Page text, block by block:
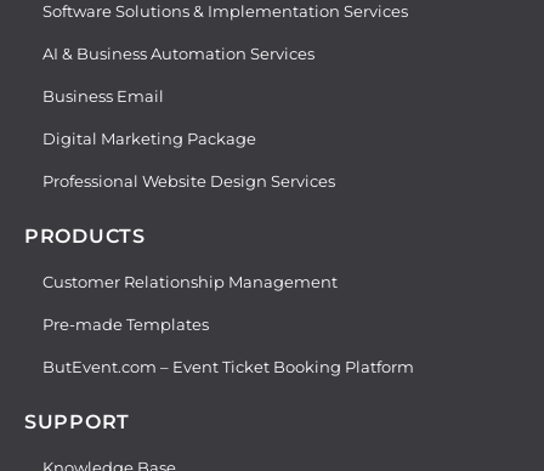
Software Solutions & Implementation Services
AI & Business Automation Services
Business Email
Digital Marketing Package
Professional Website Design Services
PRODUCTS
Customer Relationship Management
Pre-made Templates
ButEvent.com – Event Ticket Booking Platform
SUPPORT